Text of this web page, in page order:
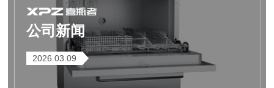
公司新闻
2026.03.09